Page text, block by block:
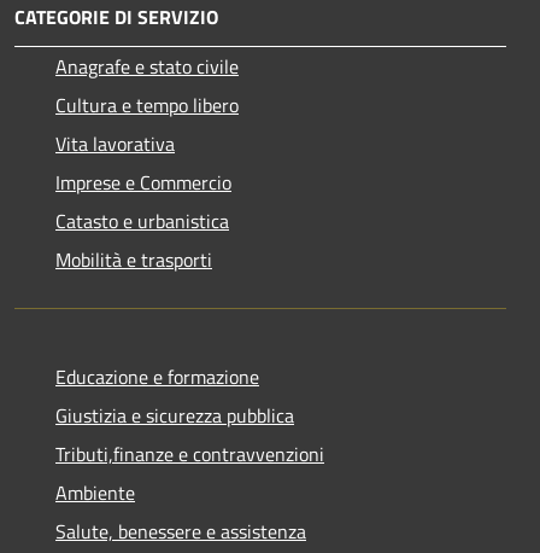
CATEGORIE DI SERVIZIO
Anagrafe e stato civile
Cultura e tempo libero
Vita lavorativa
Imprese e Commercio
Catasto e urbanistica
Mobilità e trasporti
Educazione e formazione
Giustizia e sicurezza pubblica
Tributi,finanze e contravvenzioni
Ambiente
Salute, benessere e assistenza